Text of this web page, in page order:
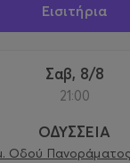
Εισιτήρια
Σαβ, 8/8
21:00
ΟΔΥΣΣΕΙΑ
Οδού